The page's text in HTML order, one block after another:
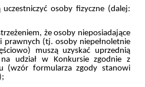
osoby fizyczne (dalej:
że osoby nieposiadające
prawnych (tj. osoby niepełnoletnie
muszą uzyskać uprzednią
udział w Konkursie zgodnie z
(wzór formularza zgody stanowi